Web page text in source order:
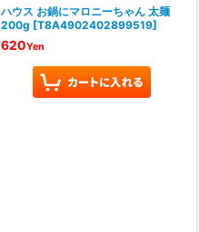
ハウス お鍋にマロニーちゃん 太麺
200g [T8A4902402899519]
620Yen